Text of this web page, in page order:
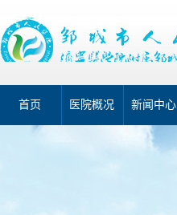
首页 医院概况 新闻中心